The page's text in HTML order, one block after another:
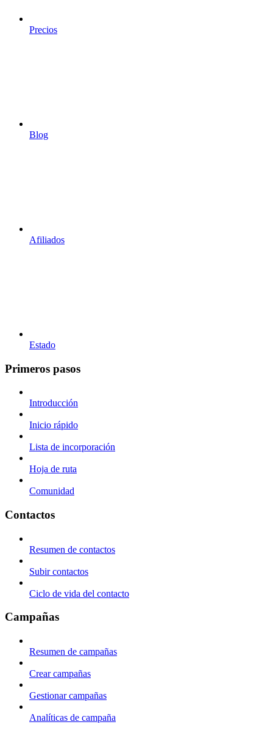
Precios
Blog
Afiliados
Estado
Primeros pasos
Introducción
Inicio rápido
Lista de incorporación
Hoja de ruta
Comunidad
Contactos
Resumen de contactos
Subir contactos
Ciclo de vida del contacto
Campañas
Resumen de campañas
Crear campañas
Gestionar campañas
Analíticas de campaña